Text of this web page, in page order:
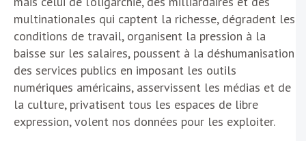
multinationales qui captent la richesse, dégradent les
conditions de travail, organisent la pression à la
baisse sur les salaires, poussent à la déshumanisation
des services publics en imposant les outils
numériques américains, asservissent les médias et de
la culture, privatisent tous les espaces de libre
expression, volent nos données pour les exploiter.